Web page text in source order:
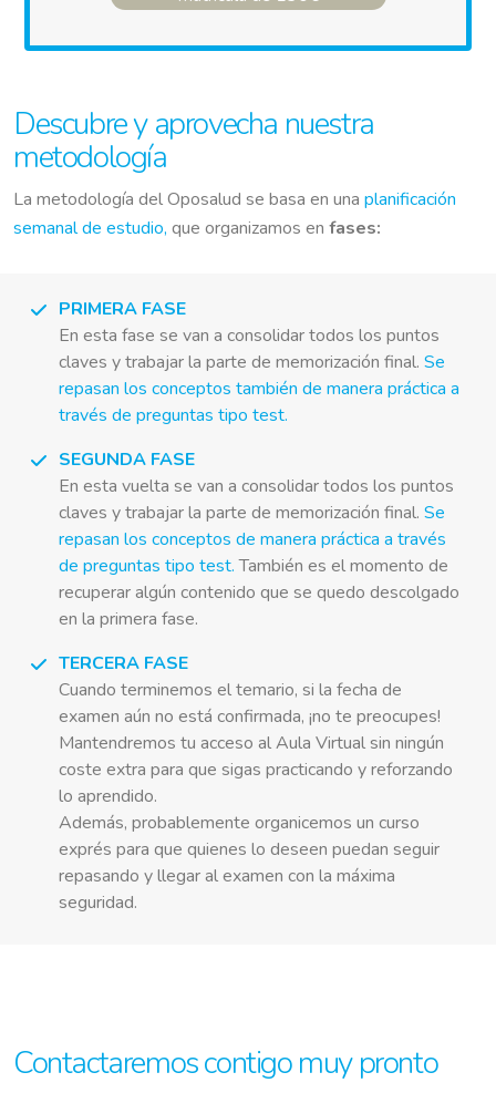
Descubre y aprovecha nuestra
metodología
La metodología del Oposalud se basa en una planificación
semanal de estudio, que organizamos en fases:
PRIMERA FASE
En esta fase se van a consolidar todos los puntos
claves y trabajar la parte de memorización final. Se
repasan los conceptos también de manera práctica a
través de preguntas tipo test.
SEGUNDA FASE
En esta vuelta se van a consolidar todos los puntos
claves y trabajar la parte de memorización final. Se
repasan los conceptos de manera práctica a través
de preguntas tipo test.También es el momento de
recuperar algún contenido que se quedo descolgado
en la primera fase.
TERCERA FASE
Cuando terminemos el temario, si la fecha de
examen aún no está confirmada, ¡no te preocupes!
Mantendremos tu acceso al Aula Virtual sin ningún
coste extra para que sigas practicando y reforzando
lo aprendido.
Además, probablemente organicemos un curso
exprés para que quienes lo deseen puedan seguir
repasando y llegar al examen con la máxima
seguridad.
Contactaremos contigo muy pronto